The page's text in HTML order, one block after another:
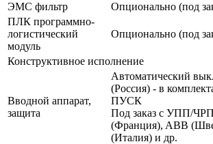
ЭМС фильтр
Опционально (под
ПЛК программно-
логистический
модуль
Опционально (под
Конструктивное исполнение
Вводной аппарат,
защита
Автоматический
(Россия) - в
ПУСК
Под заказ с УПП/
(Франция), ABB
(Италия) и др.